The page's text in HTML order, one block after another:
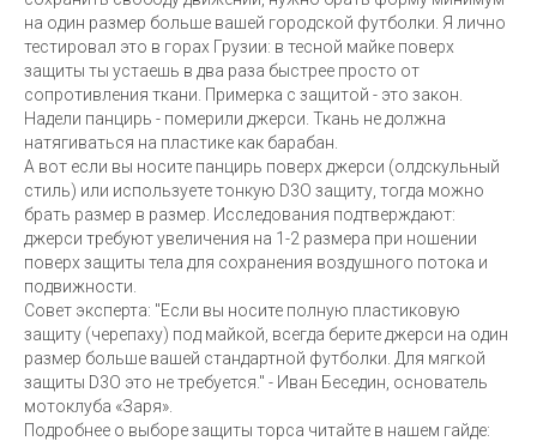
на один размер больше вашей городской футболки. Я лично
тестировал это в горах Грузии: в тесной майке поверх
защиты ты устаешь в два раза быстрее просто от
сопротивления ткани. Примерка с защитой - это закон.
Надели панцирь - померили джерси. Ткань не должна
натягиваться на пластике как барабан.
А вот если вы носите панцирь поверх джерси (олдскульный
стиль) или используете тонкую D3O защиту, тогда можно
брать размер в размер. Исследования подтверждают:
джерси требуют увеличения на 1-2 размера при ношении
поверх защиты тела для сохранения воздушного потока и
подвижности.
Совет эксперта: "Если вы носите полную пластиковую
защиту (черепаху) под майкой, всегда берите джерси на один
размер больше вашей стандартной футболки. Для мягкой
защиты D3O это не требуется." - Иван Беседин, основатель
мотоклуба «Заря».
Подробнее о выборе защиты торса читайте в нашем гайде: